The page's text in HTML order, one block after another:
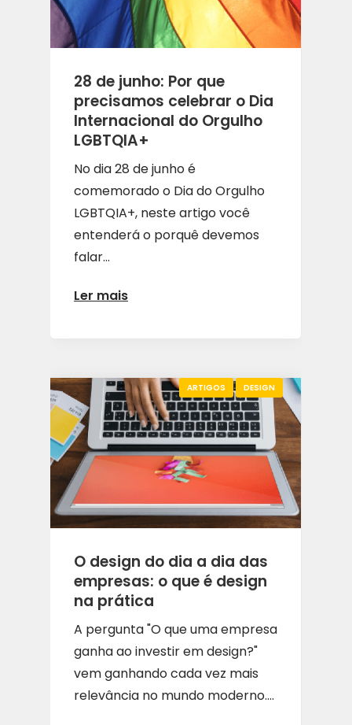
28 de junho: Por que
precisamos celebrar o Dia
Internacional do Orgulho
LGBTQIA+
No dia 28 de junho é
comemorado o Dia do Orgulho
LGBTQIA+, neste artigo você
entenderá o porquê devemos
falar...
Ler mais
ARTIGOS DESIGN
O design do dia a dia das
empresas: o que é design
na prática
A pergunta "O que uma empresa
ganha ao investir em design?"
vem ganhando cada vez mais
relevância no mundo moderno....